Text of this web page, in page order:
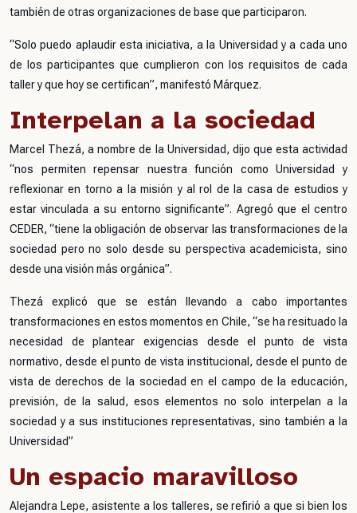
también de otras organizaciones de base que participaron.
“Solo puedo aplaudir esta iniciativa, a la Universidad y a cada uno
de los participantes que cumplieron con los requisitos de cada
taller y que hoy se certifican”, manifestó Márquez.
Interpelan a la sociedad
Marcel Thezá, a nombre de la Universidad, dijo que esta actividad
“nos permiten repensar nuestra función como Universidad y
reflexionar en torno a la misión y al rol de la casa de estudios y
estar vinculada a su entorno significante”. Agregó que el centro
CEDER, “tiene la obligación de observar las transformaciones de la
sociedad pero no solo desde su perspectiva academicista, sino
desde una visión más orgánica”.
Thezá explicó que se están llevando a cabo importantes
transformaciones en estos momentos en Chile, “se ha resituado la
necesidad de plantear exigencias desde el punto de vista
normativo, desde el punto de vista institucional, desde el punto de
vista de derechos de la sociedad en el campo de la educación,
previsión, de la salud, esos elementos no solo interpelan a la
sociedad y a sus instituciones representativas, sino también a la
Universidad”
Un espacio maravilloso
Alejandra Lepe, asistente a los talleres, se refirió a que si bien los